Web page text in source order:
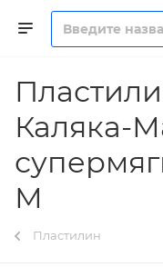
Каляка-
М
Пластилин